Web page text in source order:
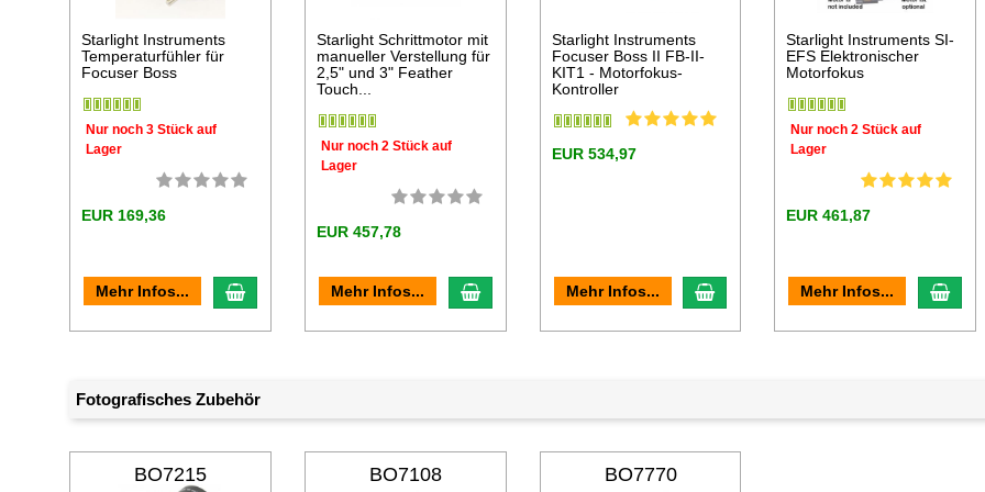
Starlight Instruments
Temperaturfühler für
Focuser Boss
Nur noch 3 Stück auf
Lager
EUR 169,36
Mehr Infos... In den Warenkorb
Starlight Schrittmotor mit
manueller Verstellung für
2,5" und 3" Feather
Touch...
Nur noch 2 Stück auf
Lager
EUR 457,78
Mehr Infos... In den Warenkorb
Starlight Instruments
Focuser Boss II FB-II-
KIT1 - Motorfokus-
Kontroller
EUR 534,97
Mehr Infos... In den Warenkorb
Starlight Instruments SI-
EFS Elektronischer
Motorfokus
Nur noch 2 Stück auf
Lager
EUR 461,87
Mehr Infos... In
Fotografisches Zubehör
BO7215 BO7108 BO7770